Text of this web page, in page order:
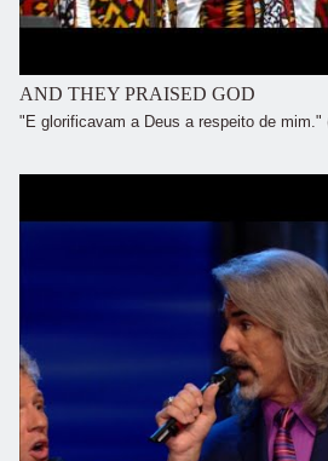
AND THEY PRAISED GOD
"E glorificavam a Deus a respeito de mim."